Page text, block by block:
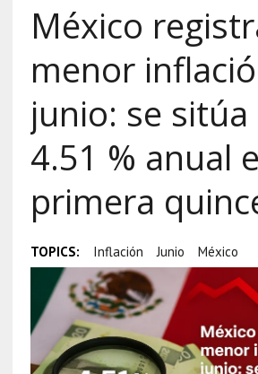
México
menor
junio: se sitúa
4.51 % anual
primera
TOPICS: Inflación Junio México